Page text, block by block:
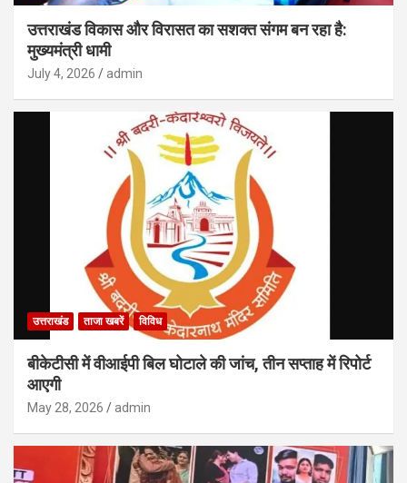
उत्तराखंड विकास और विरासत का सशक्त संगम बन रहा है:
मुख्यमंत्री धामी
July 4, 2026 admin
उत्तराखंड ताजा खबरें विविध
बीकेटीसी में वीआईपी बिल घोटाले की जांच, तीन सप्ताह में रिपोर्ट
आएगी
May 28, 2026 admin